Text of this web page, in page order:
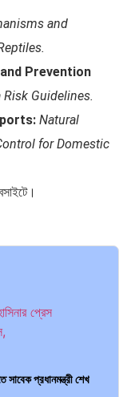
and
Prevention
Guidelines.
Natural
for Domestic
সাবেক প্রধানমন্ত্রী শেখ